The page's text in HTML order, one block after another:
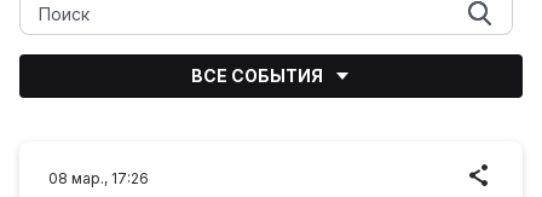
ВСЕ СОБЫТИЯ
08 мар., 17:26